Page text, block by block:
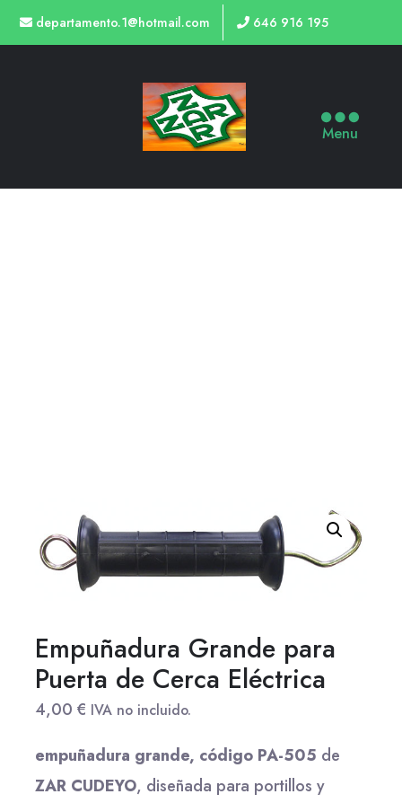
departamento.1@hotmail.com 646 916 195
Menu
Empuñadura Grande para
Puerta de Cerca Eléctrica
4,00 € IVA no incluido.
empuñadura grande, código PA-505 de
ZAR CUDEYO, diseñada para portillos y